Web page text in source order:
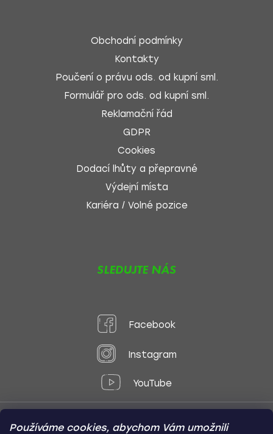
Používáme cookies, abychom Vám umožnili
Obchodní podmínky
Kontakty
Poučení o právu ods. od kupní sml.
Formulář pro ods. od kupní sml.
Reklamační řád
GDPR
Cookies
Dodací lhůty a přepravné
Výdejní místa
Kariéra / Volné pozice
SLEDUJTE NÁS
Facebook
Instagram
YouTube